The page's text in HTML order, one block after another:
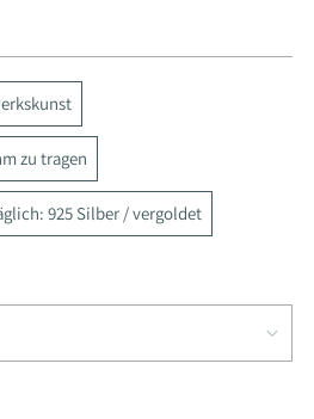
zu tragen
925 Silber / vergoldet